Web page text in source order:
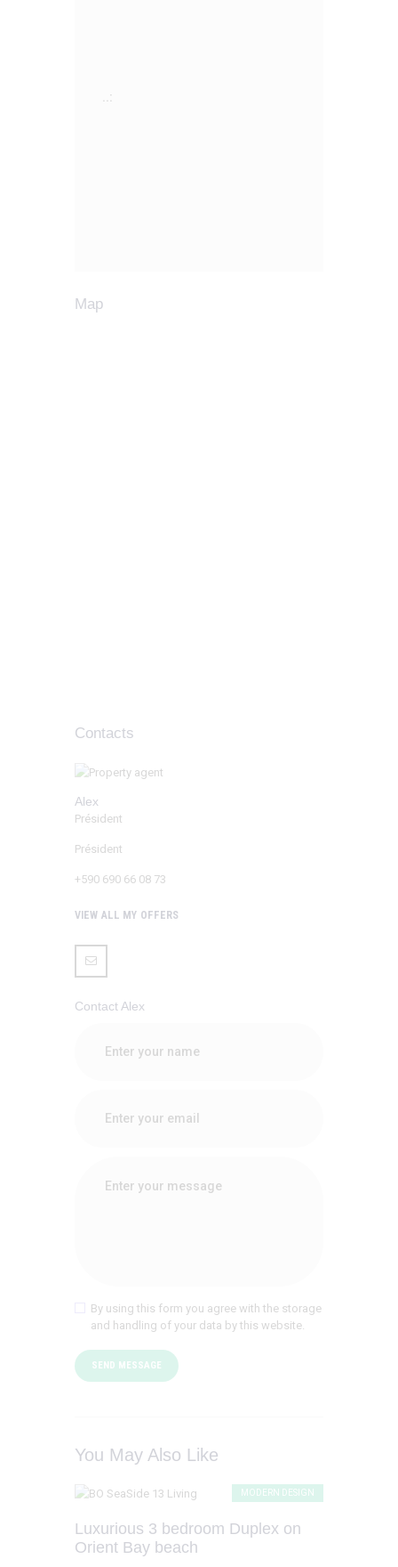
..:
Map
Contacts
Alex
Président
Président
+590 690 66 08 73
VIEW ALL MY OFFERS
Contact Alex
By using this form you agree with the storage
and handling of your data by this website.
You May Also Like
MODERN DESIGN
Luxurious 3 bedroom Duplex on
Orient Bay beach